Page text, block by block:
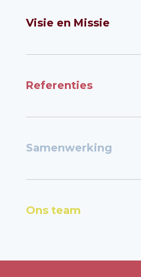
Visie en Missie
Referenties
Samenwerking
Ons team